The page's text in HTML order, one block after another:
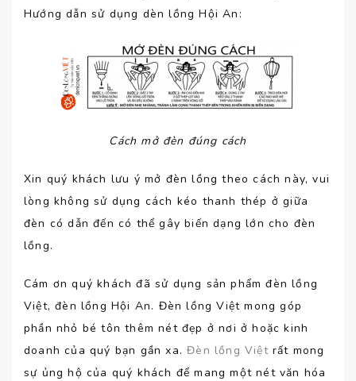
Hướng dẫn sử dụng dèn lồng Hội An:
Cách mở đèn đúng cách
Xin quý khách lưu ý mở đèn lồng theo cách này, vui
lòng không sử dụng cách kéo thanh thép ở giữa
đèn có dẫn đến có thể gây biến dạng lớn cho đèn
lồng.
Cám ơn quý khách đã sử dụng sản phẩm đèn lồng
Việt, đèn lồng Hội An. Đèn lồng Việt mong góp
phần nhỏ bé tôn thêm nét đẹp ở nơi ở hoặc kinh
doanh của quý bạn gần xa.Đèn lồng Việtrất mong
sự ủng hộ của quý khách để mang một nét văn hóa